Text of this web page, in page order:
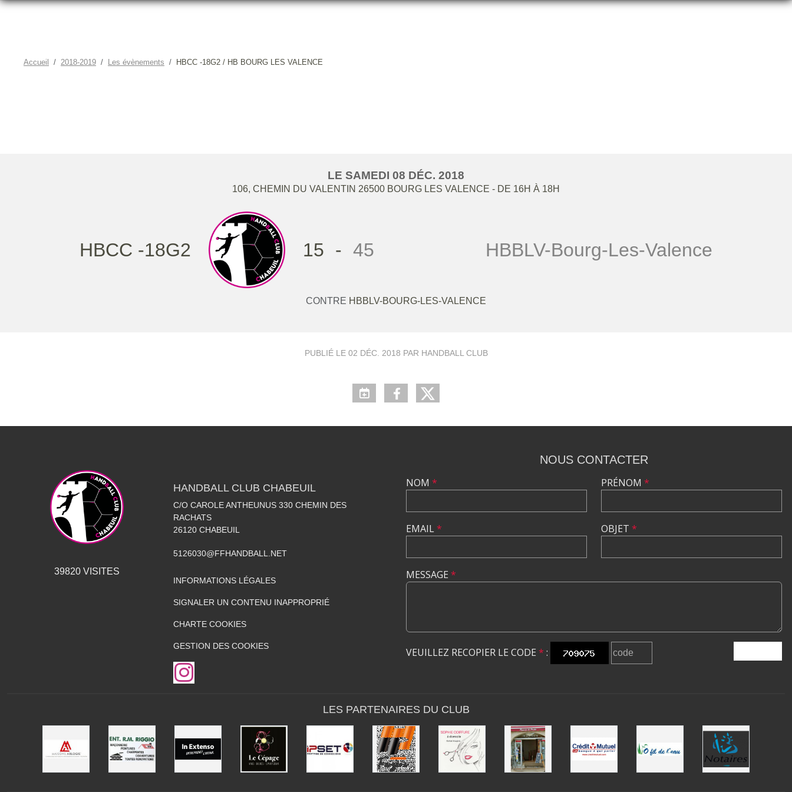
Accueil 2018-2019 Les évènements HBCC -18G2 / HB BOURG LES VALENCE
LE SAMEDI 08 DÉC. 2018
106, CHEMIN DU VALENTIN 26500 BOURG LES VALENCE - DE 16H À 18H
HBCC -18G2 15 - 45 HBBLV-Bourg-Les-Valence
CONTRE HBBLV-BOURG-LES-VALENCE
PUBLIÉ LE 02 DÉC. 2018 PAR HANDBALL CLUB
39820VISITES
HANDBALL CLUB CHABEUIL
C/O CAROLE ANTHEUNUS 330 CHEMIN DES
RACHATS
26120 CHABEUIL
5126030@FFHANDBALL.NET
INFORMATIONS LÉGALES
SIGNALER UN CONTENU INAPPROPRIÉ
CHARTE COOKIES
GESTION DES COOKIES
NOUS CONTACTER
NOM *
EMAIL*
PRÉNOM *
OBJET *
MESSAGE *
VEUILLEZ RECOPIER LE CODE * :
LES PARTENAIRES DU CLUB